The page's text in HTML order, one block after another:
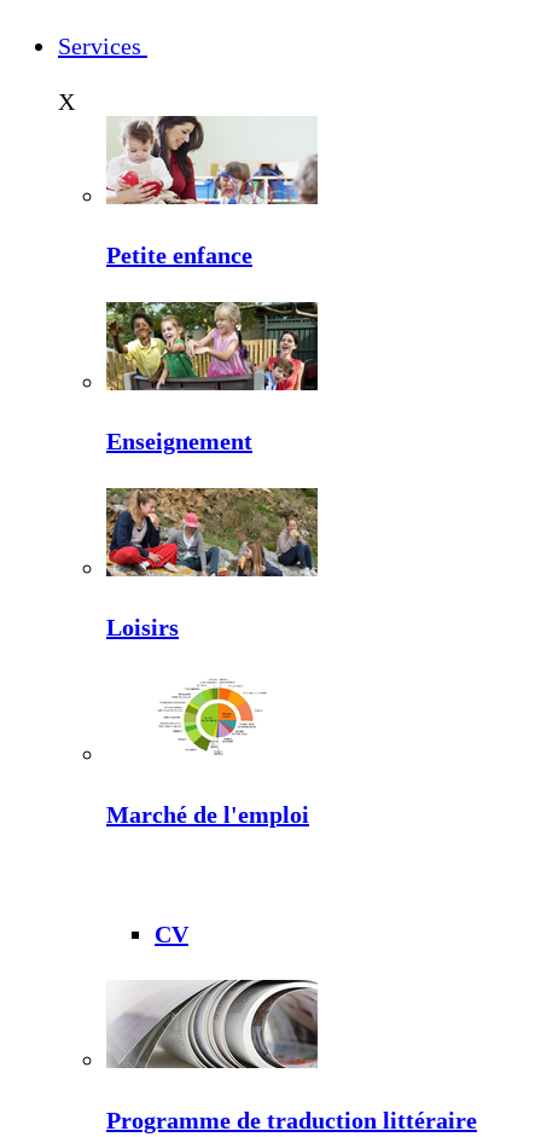
Services
X
Petite enfance
Enseignement
Loisirs
Marché de l'emploi
CV
Programme de traduction littéraire